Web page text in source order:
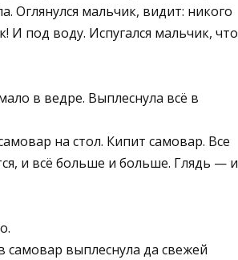
Оглянулся мальчик, видит: никого
под воду. Испугался мальчик, что
в ведре. Выплеснула всё в
на стол. Кипит самовар. Все
и всё больше и больше. Глядь — и
выплеснула да свежей